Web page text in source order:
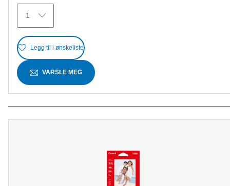
omtaler
1
Legg til i ønskeliste
VARSLE MEG